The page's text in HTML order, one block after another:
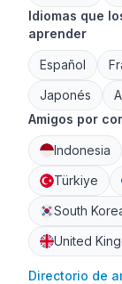
Idiomas que
aprender
Español
Japonés
Amigos por
Indonesia
Türkiye
South
United
Directorio de